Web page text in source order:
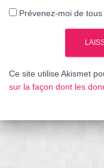
Prévenez-moi de
Ce site utilise Akismet
sur la façon dont les